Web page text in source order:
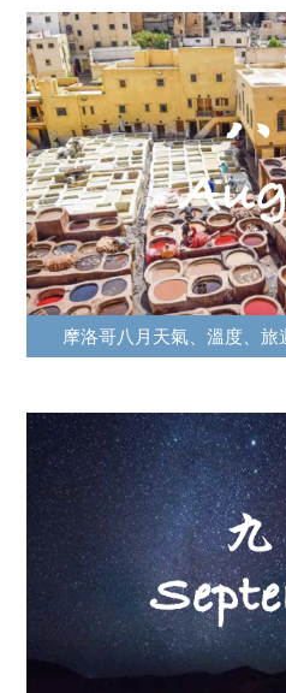
摩洛哥八月天氣、溫度、